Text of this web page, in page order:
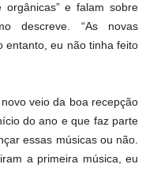
e falam sobre
descreve. “As novas
entanto, eu não tinha feito
veio da boa recepção
do ano e que faz parte
essas músicas ou não.
a primeira música, eu